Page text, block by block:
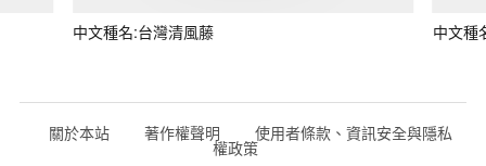
中文種名:台灣清風藤 中文種
關於本站 著作權聲明 使用者條款、資訊安全與隱私
權政策